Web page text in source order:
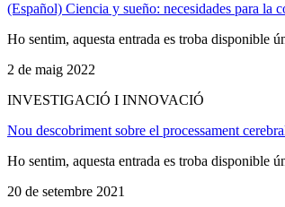
(Español) Ciencia y sueño: necesidades para la
Ho sentim, aquesta entrada es troba disponible
2 de maig 2022
INVESTIGACIÓ I INNOVACIÓ
Nou descobriment sobre el processament
Ho sentim, aquesta entrada es troba disponible
20 de setembre 2021